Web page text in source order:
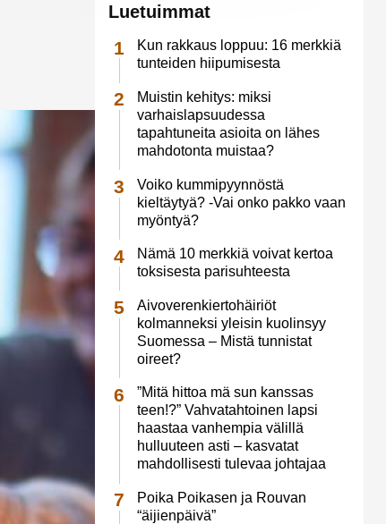
Luetuimmat
Kun rakkaus loppuu: 16 merkkiä
tunteiden hiipumisesta
Muistin kehitys: miksi
varhaislapsuudessa
tapahtuneita asioita on lähes
mahdotonta muistaa?
Voiko kummipyynnöstä
kieltäytyä? -Vai onko pakko vaan
myöntyä?
Nämä 10 merkkiä voivat kertoa
toksisesta parisuhteesta
Aivoverenkiertohäiriöt
kolmanneksi yleisin kuolinsyy
Suomessa – Mistä tunnistat
oireet?
”Mitä hittoa mä sun kanssas
teen!?” Vahvatahtoinen lapsi
haastaa vanhempia välillä
hulluuteen asti – kasvatat
mahdollisesti tulevaa johtajaa
Poika Poikasen ja Rouvan
“äijienpäivä”